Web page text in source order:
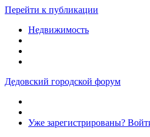
Перейти к публикации
Недвижимость
Дедовский городской форум
Уже зарегистрированы?